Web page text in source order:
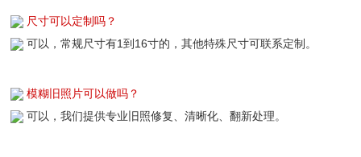
尺寸可以定制吗？
可以，常规尺寸有1到16寸的，其他特殊尺寸可联系定制。
模糊旧照片可以做吗？
可以，我们提供专业旧照修复、清晰化、翻新处理。